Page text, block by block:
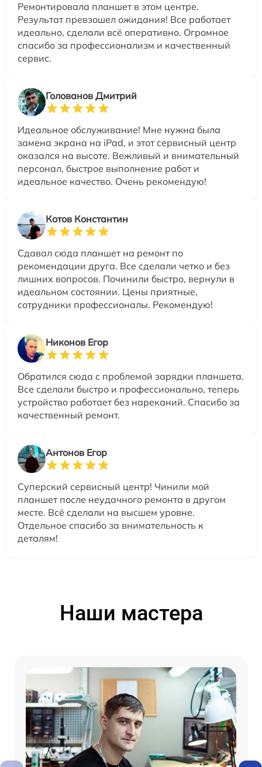
Ремонтировала планшет в этом центре.
Результат превзошел ожидания! Все работает
идеально, сделали всё оперативно. Огромное
спасибо за профессионализм и качественный
сервис.
Голованов Дмитрий
Идеальное обслуживание! Мне нужна была
замена экрана на iPad, и этот сервисный центр
оказался на высоте. Вежливый и внимательный
персонал, быстрое выполнение работ и
идеальное качество. Очень рекомендую!
Котов Константин
Сдавал сюда планшет на ремонт по
рекомендации друга. Все сделали четко и без
лишних вопросов. Починили быстро, вернули в
идеальном состоянии. Цены приятные,
сотрудники профессионалы. Рекомендую!
Никонов Егор
Обратился сюда с проблемой зарядки планшета.
Все сделали быстро и профессионально, теперь
устройство работает без нареканий. Спасибо за
качественный ремонт.
Антонов Егор
Суперский сервисный центр! Чинили мой
планшет после неудачного ремонта в другом
месте. Всё сделали на высшем уровне.
Отдельное спасибо за внимательность к
деталям!
Наши мастера